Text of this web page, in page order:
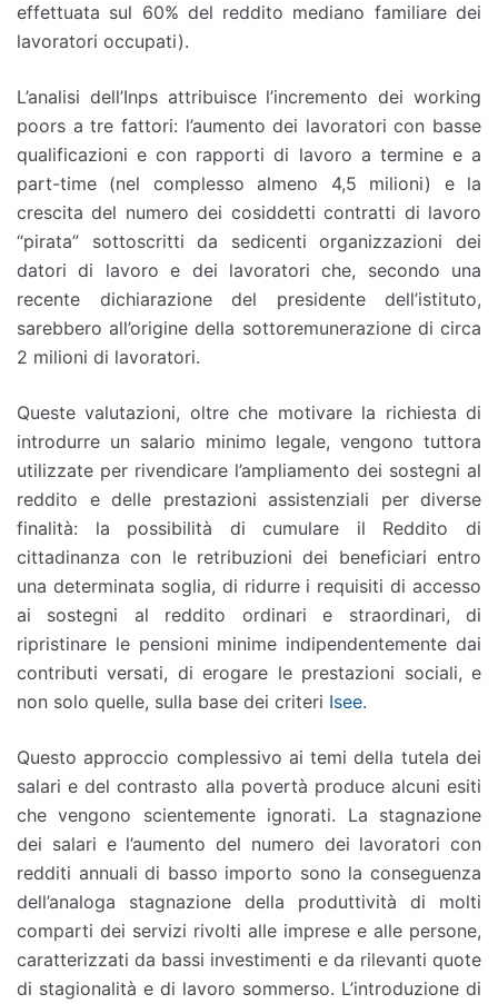
effettuata sul 60% del reddito mediano familiare dei
lavoratori occupati).
L’analisi dell’Inps attribuisce l’incremento dei working
poors a tre fattori: l’aumento dei lavoratori con basse
qualificazioni e con rapporti di lavoro a termine e a
part-time (nel complesso almeno 4,5 milioni) e la
crescita del numero dei cosiddetti contratti di lavoro
“pirata” sottoscritti da sedicenti organizzazioni dei
datori di lavoro e dei lavoratori che, secondo una
recente dichiarazione del presidente dell’istituto,
sarebbero all’origine della sottoremunerazione di circa
2 milioni di lavoratori.
Queste valutazioni, oltre che motivare la richiesta di
introdurre un salario minimo legale, vengono tuttora
utilizzate per rivendicare l’ampliamento dei sostegni al
reddito e delle prestazioni assistenziali per diverse
finalità: la possibilità di cumulare il Reddito di
cittadinanza con le retribuzioni dei beneficiari entro
una determinata soglia, di ridurre i requisiti di accesso
ai sostegni al reddito ordinari e straordinari, di
ripristinare le pensioni minime indipendentemente dai
contributi versati, di erogare le prestazioni sociali, e
non solo quelle, sulla base dei criteri Isee.
Questo approccio complessivo ai temi della tutela dei
salari e del contrasto alla povertà produce alcuni esiti
che vengono scientemente ignorati. La stagnazione
dei salari e l’aumento del numero dei lavoratori con
redditi annuali di basso importo sono la conseguenza
dell’analoga stagnazione della produttività di molti
comparti dei servizi rivolti alle imprese e alle persone,
caratterizzati da bassi investimenti e da rilevanti quote
di stagionalità e di lavoro sommerso. L’introduzione di